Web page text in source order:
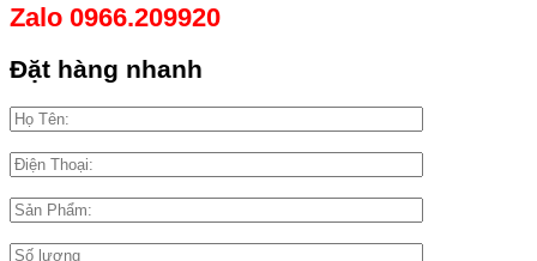
Zalo 0966.209920
Đặt hàng nhanh